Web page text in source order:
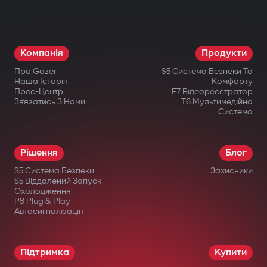
систему. Навіть при фізичному втручанні
запуск неможливий.
Бездротове реле та підкапотний
модуль блокування
Додатковий підкапотний модуль блокує
запуск двигуна навіть при пошкодженні
центрального блоку.
Інтелектуальний дистанційний
Запуск двигуна через застосунок Gazer
Компанія
Про Gazer
Наша Історія
Прес-Центр
Зв’язатись З Нами
Продукти
S5 Система Безпеки Та
Комфорту
E7 Відеореєстратор
T6 Мультимедійна
Система
Рішення
S5 Система Безпеки
S5 Віддалений Запуск
Охолодження
P8 Plug & Play
Автосигналізація
Блог
Захисники
Підтримка Купити